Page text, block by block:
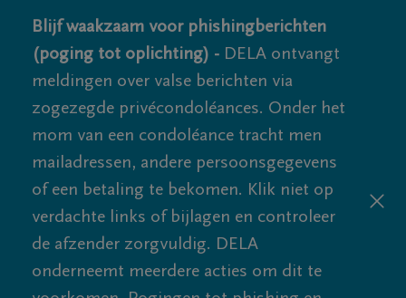
Blijf waakzaam voor phishingberichten
(poging tot oplichting) - DELA ontvangt
meldingen over valse berichten via
zogezegde privécondoléances. Onder het
mom van een condoléance tracht men
mailadressen, andere persoonsgegevens
of een betaling te bekomen. Klik niet op
verdachte links of bijlagen en controleer
de afzender zorgvuldig. DELA
onderneemt meerdere acties om dit te